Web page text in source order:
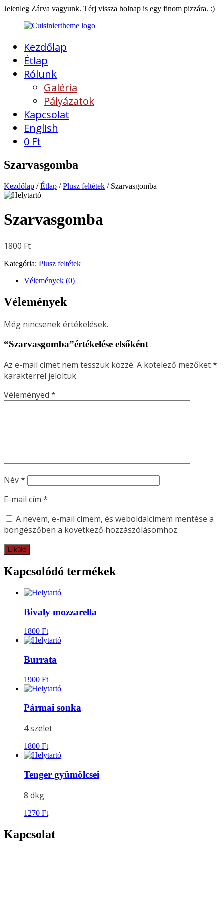
Jelenleg Zárva vagyunk. Térj vissza holnap is egy finom pizzára. :)
Kezdőlap
Étlap
Rólunk
Galéria
Pályázatok
Kapcsolat
English
0 Ft
Szarvasgomba
Kezdőlap /Étlap /Plusz feltétek / Szarvasgomba
Szarvasgomba
1800 Ft
Kategória: Plusz feltétek
Vélemények (0)
Vélemények
Még nincsenek értékelések.
“Szarvasgomba”értékelése elsőként
Az e-mail címet nem tesszük közzé. A kötelező mezőket*
karakterrel jelöltük
Véleményed *
Név*
E-mail cím *
A nevem, e-mail címem, és weboldalcímem mentése a
böngészőben a következő hozzászólásomhoz.
Kapcsolódó termékek
Bivaly mozzarella
1800 Ft
Burrata
1900 Ft
Pármai sonka
4 szelet
1800 Ft
Tenger gyümölcsei
8 dkg
1270 Ft
Kapcsolat